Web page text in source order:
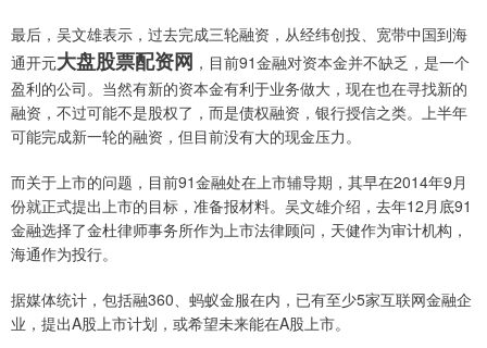
最后，吴文雄表示，过去完成三轮融资，从经纬创投、宽带中国到海
通开元大盘股票配资网 ，目前91金融对资本金并不缺乏，是一个
盈利的公司。当然有新的资本金有利于业务做大，现在也在寻找新的
融资，不过可能不是股权了，而是债权融资，银行授信之类。上半年
可能完成新一轮的融资，但目前没有大的现金压力。
而关于上市的问题，目前91金融处在上市辅导期，其早在2014年9月
份就正式提出上市的目标，准备报材料。吴文雄介绍，去年12月底91
金融选择了金杜律师事务所作为上市法律顾问，天健作为审计机构，
海通作为投行。
据媒体统计，包括融360、蚂蚁金服在内，已有至少5家互联网金融企
业，提出A股上市计划，或希望未来能在A股上市。